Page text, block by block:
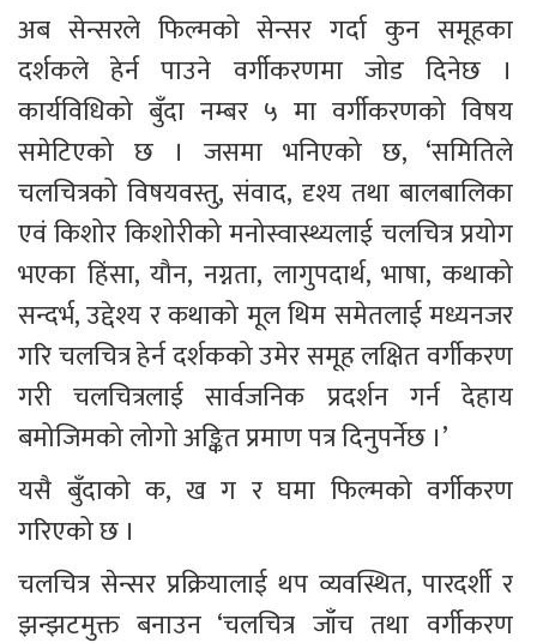
अब सेन्सरले फिल्मको सेन्सर गर्दा कुन समूहका
दर्शकले हेर्न पाउने वर्गीकरणमा जोड दिनेछ ।
कार्यविधिको बुँदा नम्बर ५ मा वर्गीकरणको विषय
समेटिएको छ । जसमा भनिएको छ, ‘समितिले
चलचित्रको विषयवस्तु, संवाद, दृश्य तथा बालबालिका
एवं किशोर किशोरीको मनोस्वास्थ्यलाई चलचित्र प्रयोग
भएका हिंसा, यौन, नग्नता, लागुपदार्थ, भाषा, कथाको
सन्दर्भ, उद्देश्य र कथाको मूल थिम समेतलाई मध्यनजर
गरि चलचित्र हेर्न दर्शकको उमेर समूह लक्षित वर्गीकरण
गरी चलचित्रलाई सार्वजनिक प्रदर्शन गर्न देहाय
बमोजिमको लोगो अङ्कित प्रमाण पत्र दिनुपर्नेछ ।’
यसै बुँदाको क, ख ग र घमा फिल्मको वर्गीकरण
गरिएको छ ।
चलचित्र सेन्सर प्रक्रियालाई थप व्यवस्थित, पारदर्शी र
झन्झटमुक्त बनाउन ‘चलचित्र जाँच तथा वर्गीकरण